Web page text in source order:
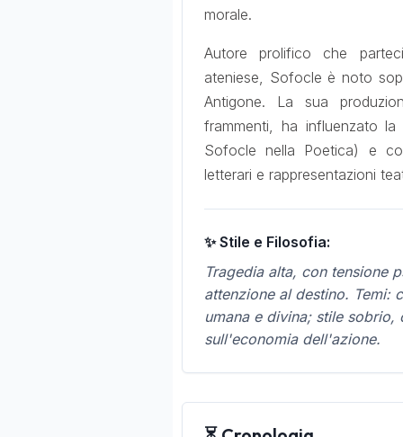
morale.
Autore prolifico che
ateniese, Sofocle è noto
Antigone. La sua
frammenti, ha influenzato
Sofocle nella Poetica) e
letterari e rappresentazioni
✨ Stile e Filosofia:
Tragedia alta, con tensione
attenzione al destino. Temi:
umana e divina; stile
sull'economia dell'azione.